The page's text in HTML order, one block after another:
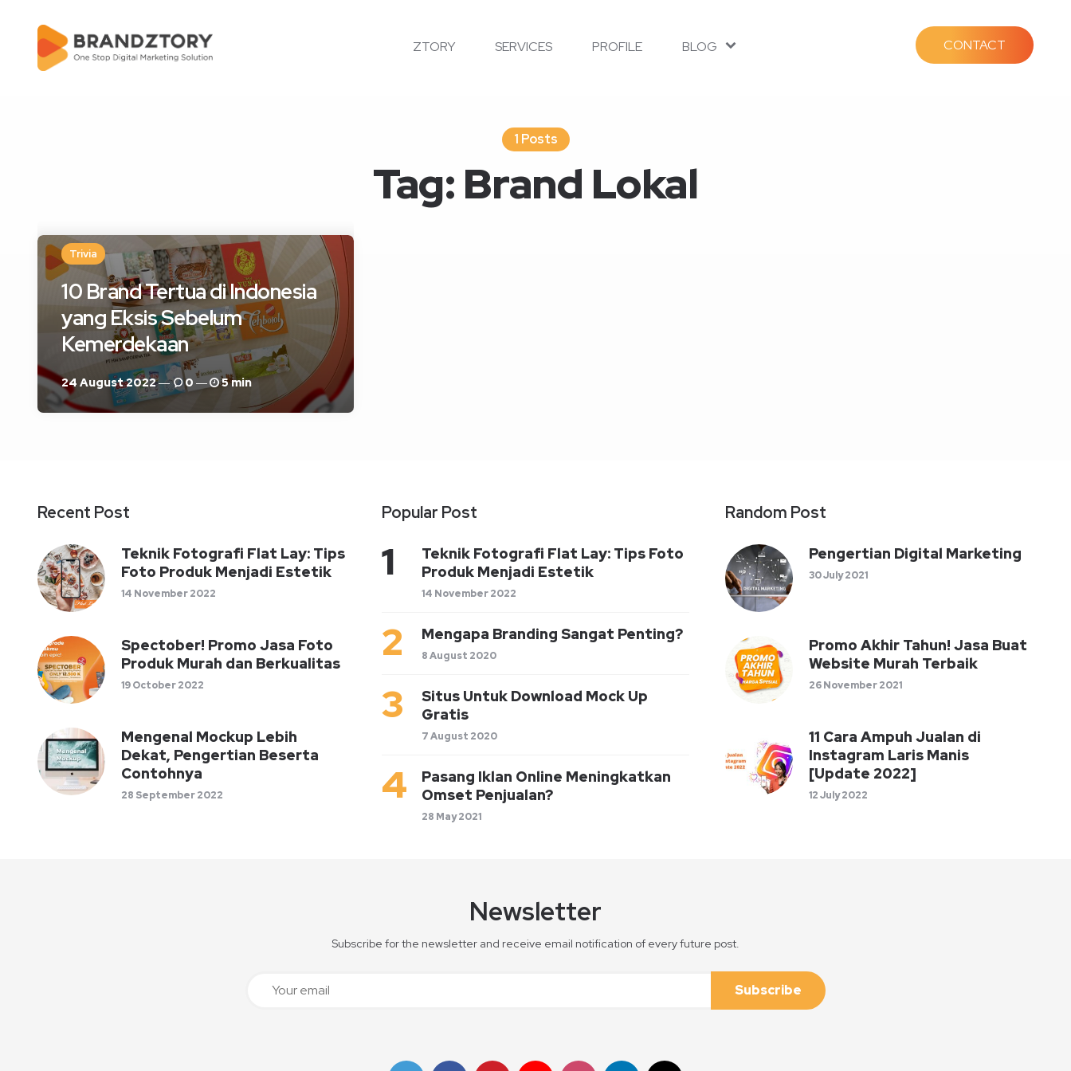
ZTORY SERVICES PROFILE BLOG CONTACT
1 Posts
Tag: Brand Lokal
Trivia
10 Brand Tertua di Indonesia
yang Eksis Sebelum
Kemerdekaan
24 August 2022 0 5 min
Recent Post
Teknik Fotografi Flat Lay: Tips
Foto Produk Menjadi Estetik
14 November 2022
Spectober! Promo Jasa Foto
Produk Murah dan Berkualitas
19 October 2022
Mengenal Mockup Lebih
Dekat, Pengertian Beserta
Contohnya
28 September 2022
Popular Post
Teknik Fotografi Flat Lay: Tips Foto
Produk Menjadi Estetik
14 November 2022
Mengapa Branding Sangat Penting?
8 August 2020
Situs Untuk Download Mock Up
Gratis
7 August 2020
Pasang Iklan Online Meningkatkan
Omset Penjualan?
28 May 2021
Random Post
Pengertian Digital Marketing
30 July 2021
Promo Akhir Tahun! Jasa Buat
Website Murah Terbaik
26 November 2021
11 Cara Ampuh Jualan di
Instagram Laris Manis
[Update 2022]
12 July 2022
Newsletter
Subscribe for the newsletter and receive email notification of every future post.